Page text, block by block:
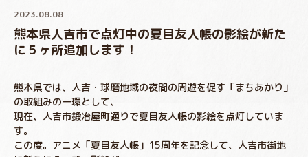
2023.08.08
熊本県人吉市で点灯中の夏目友人帳の影絵が新た
に５ヶ所追加します！
熊本県では、人吉・球磨地域の夜間の周遊を促す「まちあかり」
の取組みの一環として、
現在、人吉市鍛冶屋町通りで夏目友人帳の影絵を点灯していま
す。
この度。アニメ「夏目友人帳」15周年を記念して、人吉市街地